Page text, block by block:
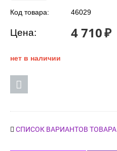
Код товара: 46029
Цена: 4 710₽
нет в наличии
СПИСОК ВАРИАНТОВ ТОВАРА